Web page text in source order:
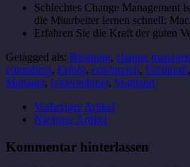
Schlechtes Change Management
die Mitarbeiter lernen schnell:
Erfahren Sie die Kraft der guten
Getagged als: Beratung, change
consulting, Erfolg, erfolgreich, Fachkraft,
Manager, Unternehmer, Vogtland
Vorheriger Artikel
Nächster Artikel
Kommentar hinterlassen